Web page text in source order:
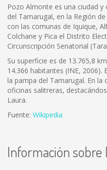
Pozo Almonte es una ciudad
del Tamarugal, en la Región
con las comunas de Iquique,
Colchane y Pica el Distrito
Circunscripción Senatorial
Su superficie es de 13.765,8
14.366 habitantes (INE, 2006).
la pampa del Tamarugal. En la
oficinas salitreras,
Laura.
Fuente: Wikipedia
Información sobre